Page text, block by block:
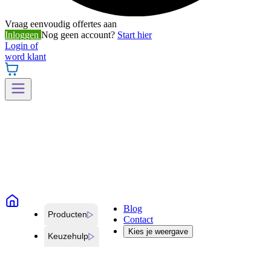
Vraag eenvoudig offertes aan
Inloggen Nog geen account? Start hier
Login of
word klant
Producten
Keuzehulp
Blog
Contact
Kies je weergave